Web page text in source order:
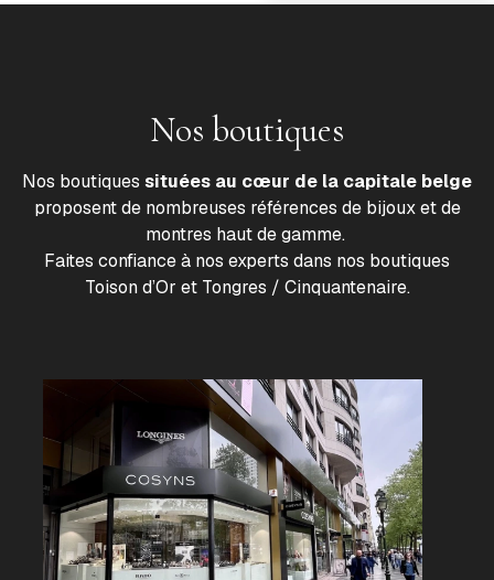
Nos boutiques
Nos boutiques situées au cœur de la capitale belge
proposent de nombreuses références de bijoux et de
montres haut de gamme.
Faites confiance à nos experts dans nos boutiques
Toison d’Or et Tongres / Cinquantenaire.